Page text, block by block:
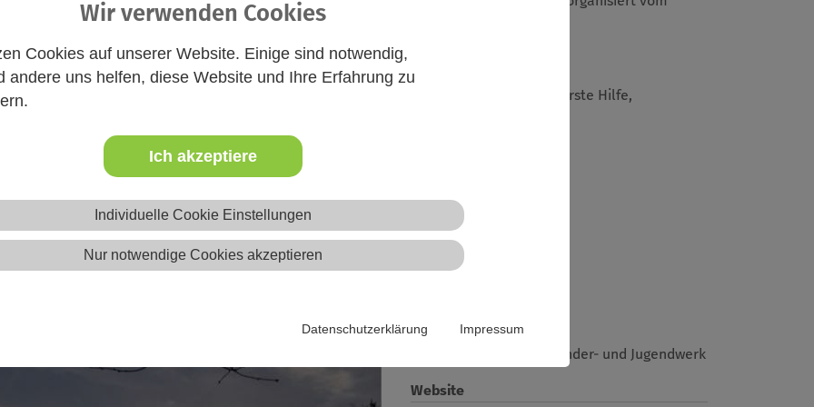
Wir verwenden Cookies
Cookies auf unserer Website. Einige sind notwendig,
andere uns helfen, diese Website und Ihre Erfahrung zu
Ich akzeptiere
Individuelle Cookie Einstellungen
Nur notwendige Cookies akzeptieren
Datenschutzerklärung Impressum
Andachtsgestaltung, Gruppenpädagogik, Entwicklungspsychologie, Kommunikation, Erste Hilfe,
Pflichten in der Jugendarbeit. Auch praktische Einheiten wie Kochen mit Gruppen und
Ev. Luth. Kirchenkreis Kinder- und Jugendwerk
Website